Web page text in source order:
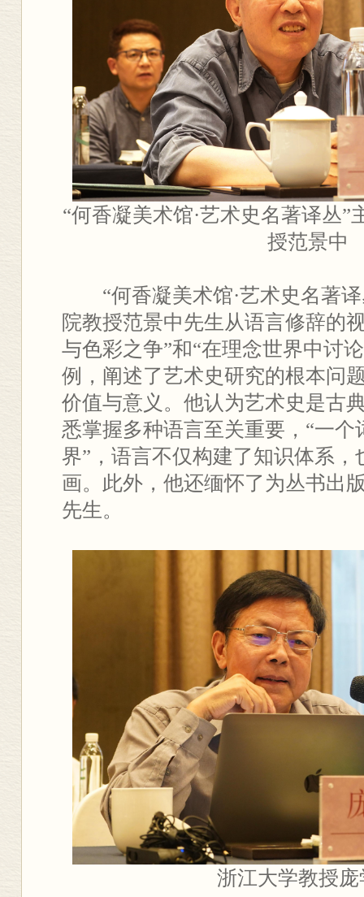
“何香凝美术馆·艺术史名著译丛”
授范景中
“何香凝美术馆·艺术史名著
院教授范景中先生从语言修辞的
与色彩之争”和“在理念世界中讨
例，阐述了艺术史研究的根本问
价值与意义。他认为艺术史是古
悉掌握多种语言至关重要，“一
界”，语言不仅构建了知识体系
画。此外，他还缅怀了为丛书出
先生。
浙江大学教授庞